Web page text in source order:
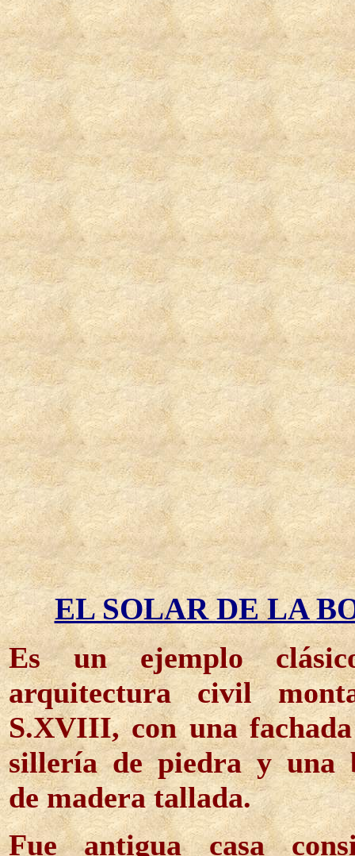
EL SOLAR DE LA
Es un ejemplo
arquitectura civil
S.XVIII, con una
sillería de piedra y una
de madera tallada.
Fue antigua casa